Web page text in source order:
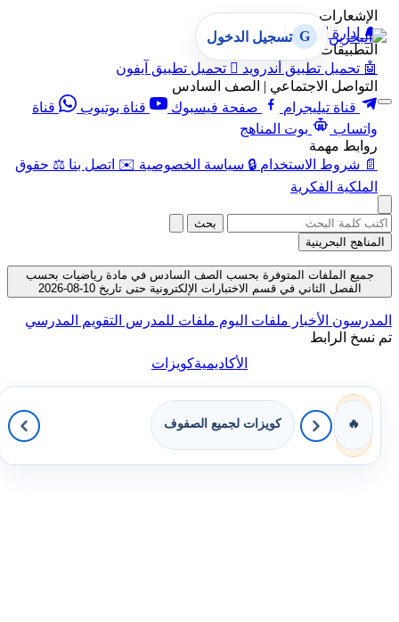
الإشعارات
🔔 إدارة الإشعارات
التطبيقات
🤖 تحميل تطبيق أندرويد  تحميل تطبيق آيفون
التواصل الاجتماعي | الصف السادس
قناة تيليجرام
صفحة فيسبوك قناة يوتيوب
قناة
واتساب
بوت المناهج
روابط مهمة
📄 شروط الاستخدام 🔒 سياسة الخصوصية ✉️ اتصل بنا ⚖️ حقوق
الملكية الفكرية
G تسجيل الدخول
بحث
المناهج البحرينية
جميع الملفات المتوفرة بحسب الصف السادس في مادة رياضيات بحسب
الفصل الثاني في قسم الاختبارات الإلكترونية حتى تاريخ 10-08-2026
المدرسون الأخبار ملفات اليوم ملفات للمدرس التقويم المدرسي
تم نسخ الرابط
الأكاديميةكويزات
🔥 كويزات لجميع الصفوف